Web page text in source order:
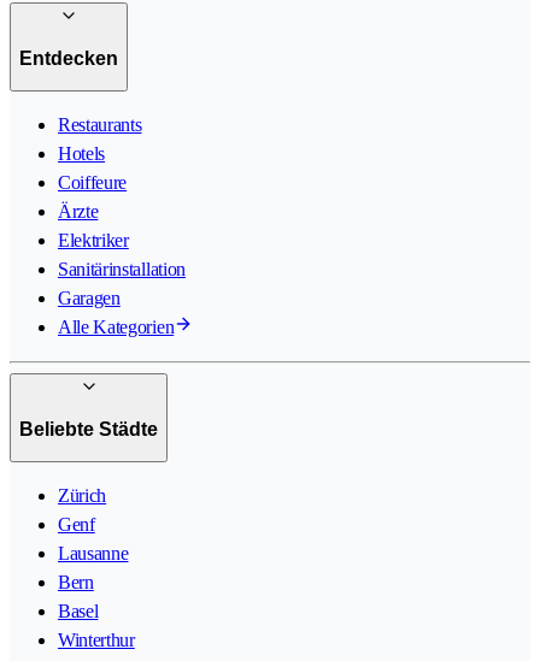
Entdecken
Restaurants
Hotels
Coiffeure
Ärzte
Elektriker
Sanitärinstallation
Garagen
Alle Kategorien
Beliebte Städte
Zürich
Genf
Lausanne
Bern
Basel
Winterthur